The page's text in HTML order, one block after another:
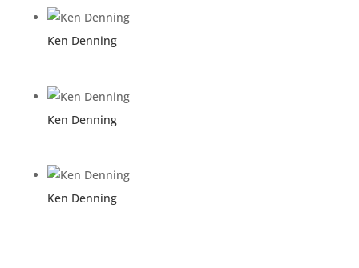
Ken Denning
Ken Denning
Ken Denning